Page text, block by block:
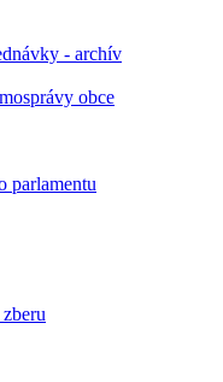
- archív
obce
parlamentu